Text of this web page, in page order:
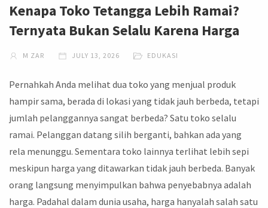
Kenapa Toko Tetangga Lebih Ramai?
Ternyata Bukan Selalu Karena Harga
M ZAR JULY 13, 2026 EDUKASI
Pernahkah Anda melihat dua toko yang menjual produk
hampir sama, berada di lokasi yang tidak jauh berbeda, tetapi
jumlah pelanggannya sangat berbeda? Satu toko selalu
ramai. Pelanggan datang silih berganti, bahkan ada yang
rela menunggu. Sementara toko lainnya terlihat lebih sepi
meskipun harga yang ditawarkan tidak jauh berbeda. Banyak
orang langsung menyimpulkan bahwa penyebabnya adalah
harga. Padahal dalam dunia usaha, harga hanyalah salah satu